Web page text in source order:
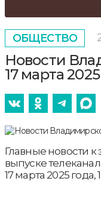
ОБЩЕСТВО
Новости
17 марта
Главные новости
выпуске
17 марта 2025 года,